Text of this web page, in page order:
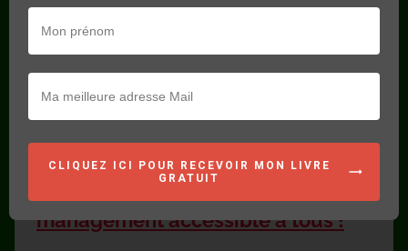
Le manager éthique
Franck Augry
management accessible à tous !
CLIQUEZ ICI POUR RECEVOIR MON LIVRE
GRATUIT